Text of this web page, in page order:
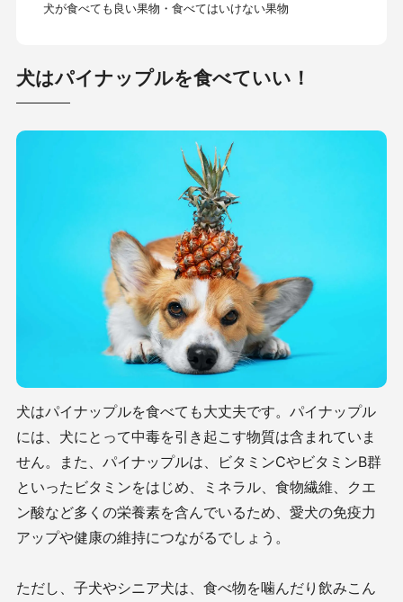
犬が食べても良い果物・食べてはいけない果物
犬はパイナップルを食べていい！
犬はパイナップルを食べても大丈夫です。パイナップル
には、犬にとって中毒を引き起こす物質は含まれていま
せん。また、パイナップルは、ビタミンCやビタミンB群
といったビタミンをはじめ、ミネラル、食物繊維、クエ
ン酸など多くの栄養素を含んでいるため、愛犬の免疫力
アップや健康の維持につながるでしょう。
ただし、子犬やシニア犬は、食べ物を噛んだり飲みこん